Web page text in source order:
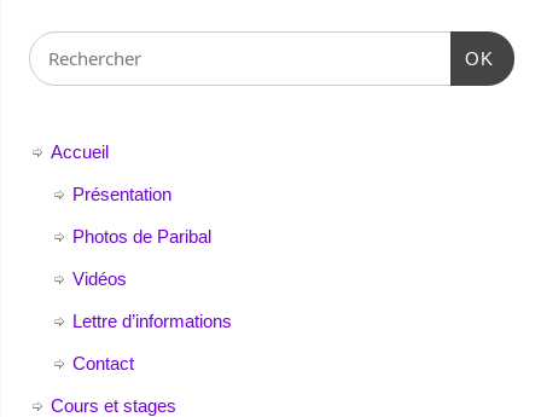
OK
Accueil
Présentation
Photos de Paribal
Vidéos
Lettre d’informations
Contact
Cours et stages